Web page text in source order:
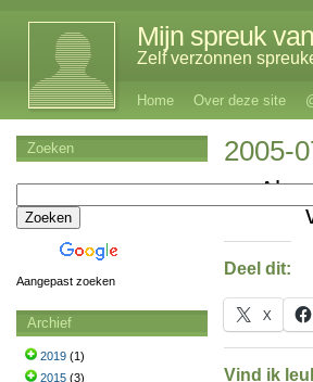
Mijn spreuk
Zelf verzonnen
Home Over deze site
2005-
Al
Deel dit:
X
Vind ik
Zoeken
Aangepast zoeken
Archief
2019 (1)
2015 (3)